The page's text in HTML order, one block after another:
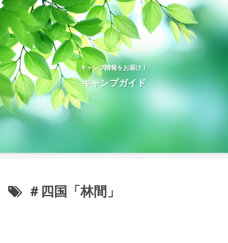
キャンプ情報をお届け！
キャンプガイド
＃四国「林間」